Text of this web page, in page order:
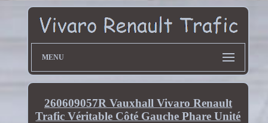
MENU
260609057R Vauxhall Vivaro Renault
Trafic Véritable Côté Gauche Phare Unité